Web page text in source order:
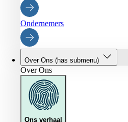
Ondernemers
Over Ons (has submenu)
Over Ons
Ons verhaal